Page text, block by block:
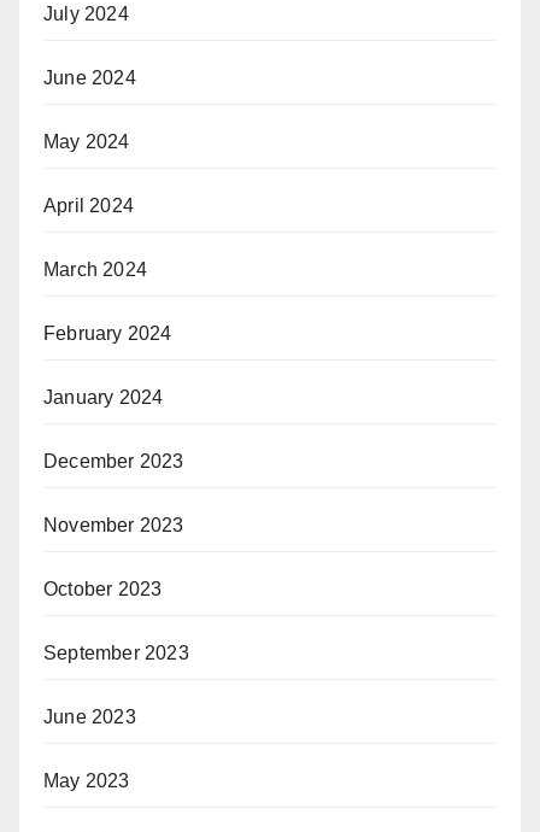
July 2024
June 2024
May 2024
April 2024
March 2024
February 2024
January 2024
December 2023
November 2023
October 2023
September 2023
June 2023
May 2023